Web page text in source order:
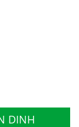
DINH